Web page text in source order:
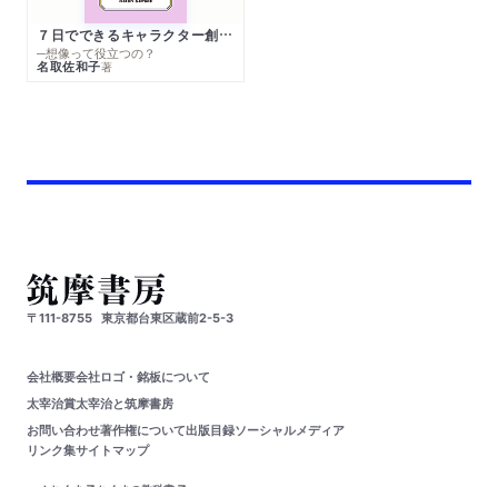
７日でできるキャラクター創作入門
─想像って役立つの？
名取佐和子著
〒111-8755 東京都台東区蔵前2-5-3
会社概要会社ロゴ・銘板について
太宰治賞太宰治と筑摩書房
お問い合わせ著作権について出版目録ソーシャルメディア
リンク集サイトマップ